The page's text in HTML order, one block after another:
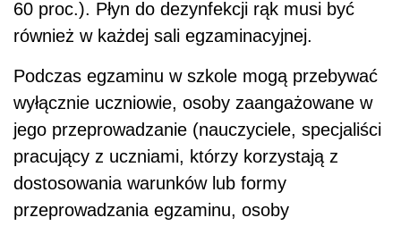
60 proc.). Płyn do dezynfekcji rąk musi być
również w każdej sali egzaminacyjnej.
Podczas egzaminu w szkole mogą przebywać
wyłącznie uczniowie, osoby zaangażowane w
jego przeprowadzanie (nauczyciele, specjaliści
pracujący z uczniami, którzy korzystają z
dostosowania warunków lub formy
przeprowadzania egzaminu, osoby